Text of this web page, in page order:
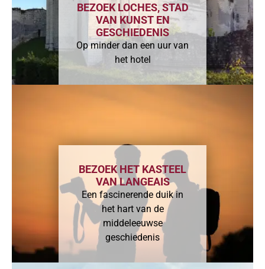
BEZOEK LOCHES, STAD
VAN KUNST EN
GESCHIEDENIS
Op minder dan een uur van
het hotel
BEZOEK HET KASTEEL
VAN LANGEAIS
Een fascinerende duik in
het hart van de
middeleeuwse
geschiedenis